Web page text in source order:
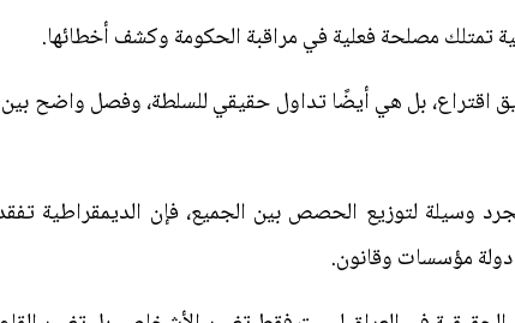
تمتلك مصلحة فعلية في مراقبة الحكومة وكشف أخطائها.
اقتراع، بل هي أيضًا تداول حقيقي للسلطة، وفصل واضح بين
وسيلة لتوزيع الحصص بين الجميع، فإن الديمقراطية
دولة مؤسسات وقانون.